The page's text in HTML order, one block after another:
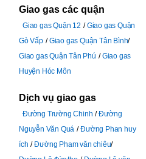
Giao gas các quận
Giao gas Quận 12
Giao gas Quận
Gò Vấp
Giao gas Quận Tân Bình
Giao gas Quận Tân Phú
Giao gas
Huyện Hóc Môn
Dịch vụ giao gas
Đường Trường Chinh
Đường
Nguyễn Văn Quá
Đường Phan huy
ích
Đường Pham văn chiêu